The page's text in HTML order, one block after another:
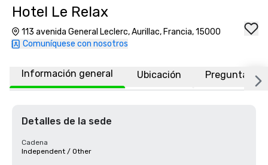
Hotel Le Relax
113 avenida General Leclerc, Aurillac, Francia, 15000
Comuníquese con nosotros
Información general Ubicación Preguntas
Detalles de la sede
Cadena
Independent / Other